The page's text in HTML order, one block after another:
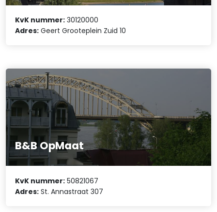
KvK nummer: 30120000
Adres: Geert Grooteplein Zuid 10
B&B OpMaat
KvK nummer: 50821067
Adres: St. Annastraat 307